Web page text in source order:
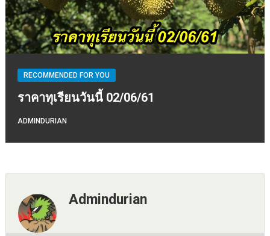
RECOMMENDED FOR YOU
ราคาทุเรียนวันนี้ 02/06/61
ADMINDURIAN
Admindurian